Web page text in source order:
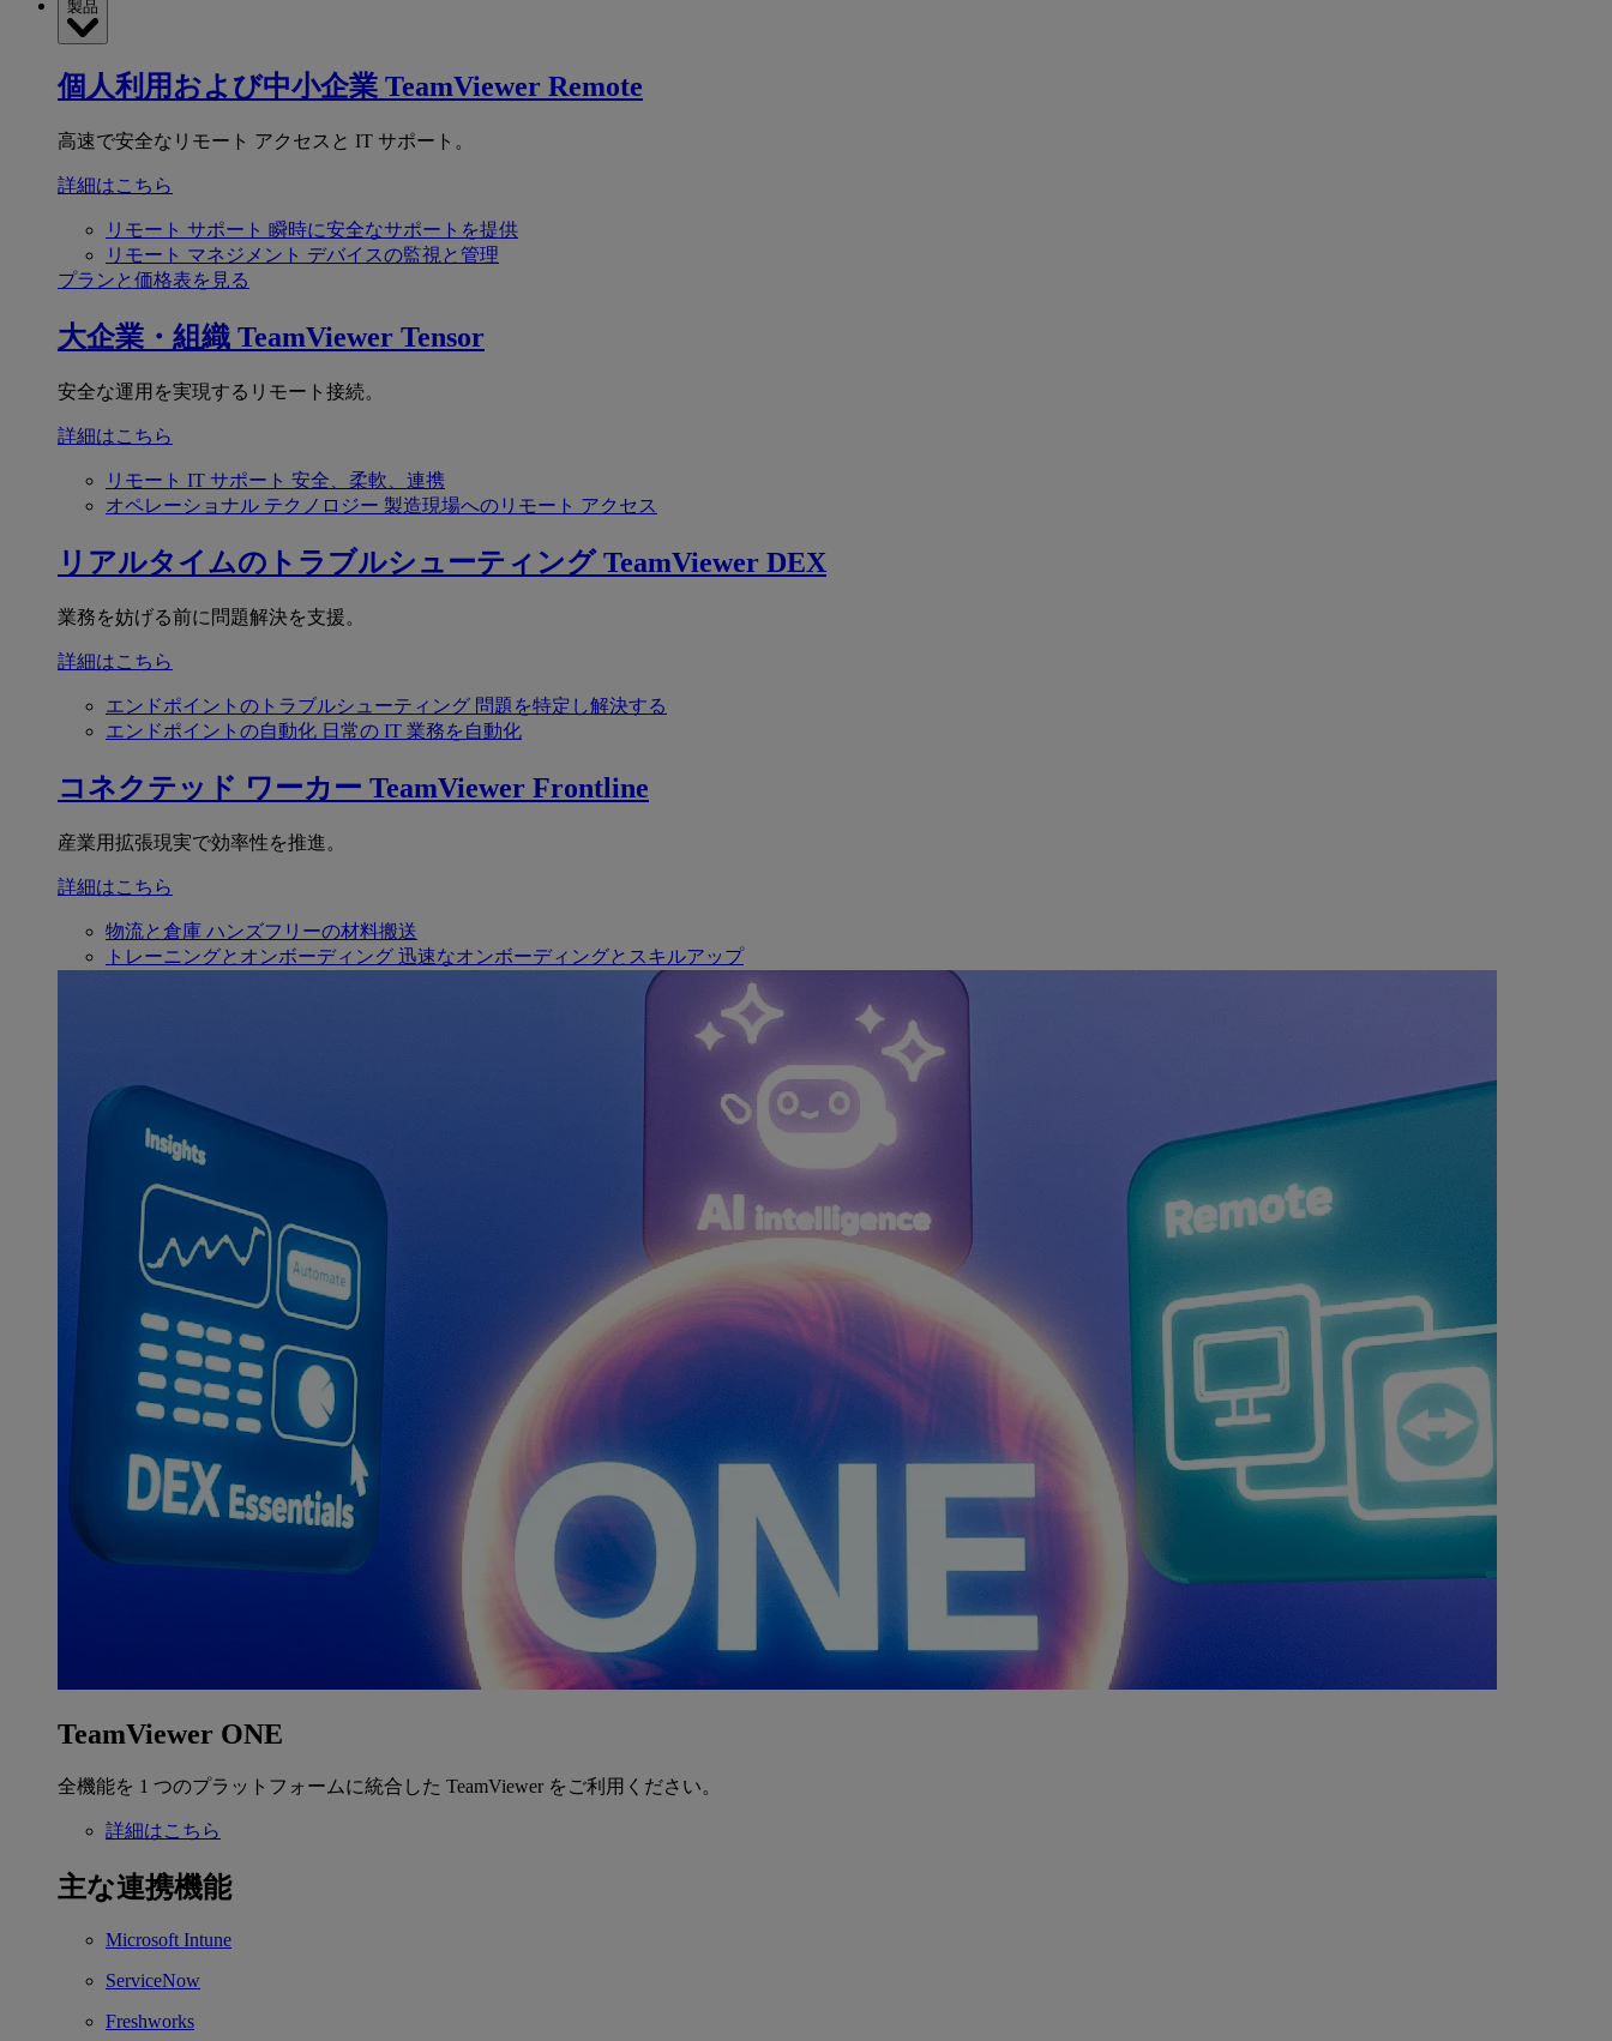
製品
個人利用および中小企業 TeamViewer Remote
高速で安全なリモート アクセスと IT サポート。
詳細はこちら
リモート サポート 瞬時に安全なサポートを提供
リモート マネジメント デバイスの監視と管理
プランと価格表を見る
大企業・組織 TeamViewer Tensor
安全な運用を実現するリモート接続。
詳細はこちら
リモート IT サポート 安全、柔軟、連携
オペレーショナル テクノロジー 製造現場へのリモート アクセス
リアルタイムのトラブルシューティング TeamViewer DEX
業務を妨げる前に問題解決を支援。
詳細はこちら
エンドポイントのトラブルシューティング 問題を特定し解決する
エンドポイントの自動化 日常の IT 業務を自動化
コネクテッド ワーカー TeamViewer Frontline
産業用拡張現実で効率性を推進。
詳細はこちら
物流と倉庫 ハンズフリーの材料搬送
トレーニングとオンボーディング 迅速なオンボーディングとスキルアップ
TeamViewer ONE
全機能を 1 つのプラットフォームに統合した TeamViewer をご利用ください。
詳細はこちら
主な連携機能
Microsoft Intune
ServiceNow
Freshworks